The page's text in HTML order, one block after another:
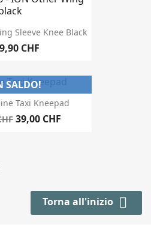
Sleeve Knee Black
CHF
Taxi Kneepad
39,00 CHF
SALDO!
Torna all'inizio 